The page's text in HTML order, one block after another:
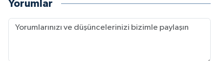
Yorumlar
Sivas Müftülüğü